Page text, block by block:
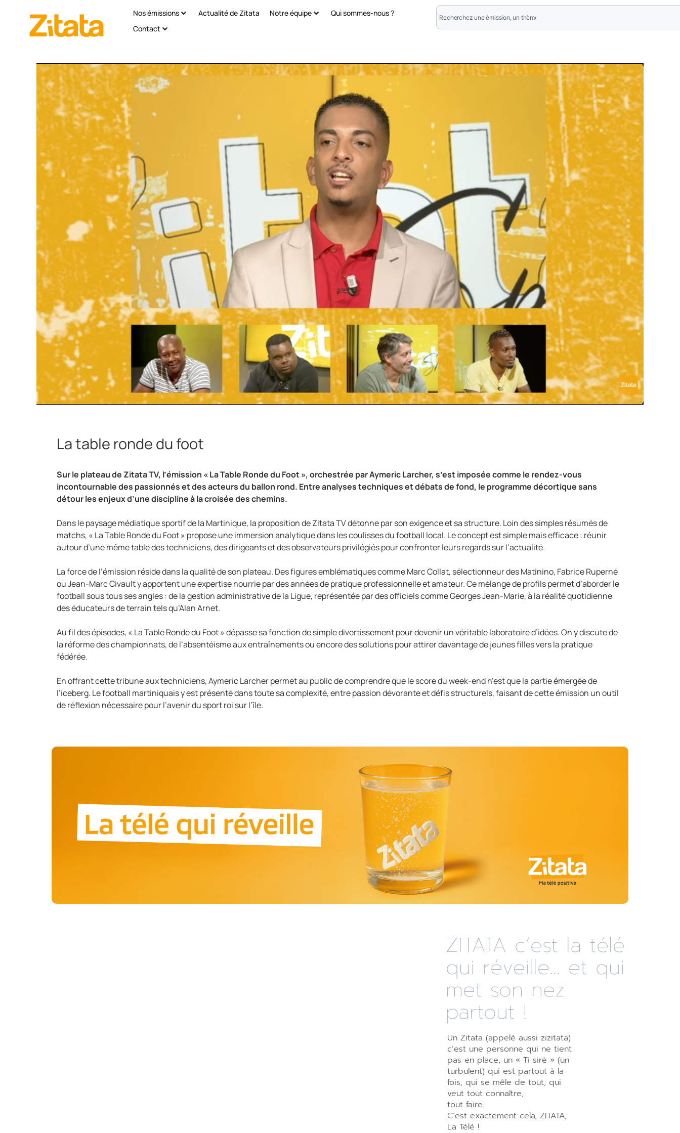
Nos émissions Actualité de Zitata Notre équipe
Qui sommes-nous ?
Contact
La table ronde du foot
Sur le plateau de Zitata TV, l’émission « La Table Ronde du Foot », orchestrée par Aymeric Larcher, s’est imposée comme le rendez-vous
incontournable des passionnés et des acteurs du ballon rond. Entre analyses techniques et débats de fond, le programme décortique sans
détour les enjeux d’une discipline à la croisée des chemins.
Dans le paysage médiatique sportif de la Martinique, la proposition de Zitata TV détonne par son exigence et sa structure. Loin des simples résumés de
matchs, « La Table Ronde du Foot » propose une immersion analytique dans les coulisses du football local. Le concept est simple mais efficace : réunir
autour d’une même table des techniciens, des dirigeants et des observateurs privilégiés pour confronter leurs regards sur l’actualité.
La force de l’émission réside dans la qualité de son plateau. Des figures emblématiques comme Marc Collat, sélectionneur des Matinino, Fabrice Ruperné
ou Jean-Marc Civault y apportent une expertise nourrie par des années de pratique professionnelle et amateur. Ce mélange de profils permet d’aborder le
football sous tous ses angles : de la gestion administrative de la Ligue, représentée par des officiels comme Georges Jean-Marie, à la réalité quotidienne
des éducateurs de terrain tels qu’Alan Arnet.
Au fil des épisodes, « La Table Ronde du Foot » dépasse sa fonction de simple divertissement pour devenir un véritable laboratoire d’idées. On y discute de
la réforme des championnats, de l’absentéisme aux entraînements ou encore des solutions pour attirer davantage de jeunes filles vers la pratique
fédérée.
En offrant cette tribune aux techniciens, Aymeric Larcher permet au public de comprendre que le score du week-end n’est que la partie émergée de
l’iceberg. Le football martiniquais y est présenté dans toute sa complexité, entre passion dévorante et défis structurels, faisant de cette émission un outil
de réflexion nécessaire pour l’avenir du sport roi sur l’île.
ZITATA c’est la télé
qui réveille... et qui
met son nez
partout !
Un Zitata (appelé aussi zizitata)
c’est une personne qui ne tient
pas en place, un « Ti sirè » (un
turbulent) qui est partout à la
fois, qui se mêle de tout, qui
veut tout connaître,
tout faire.
C’est exactement cela, ZITATA,
La Télé !